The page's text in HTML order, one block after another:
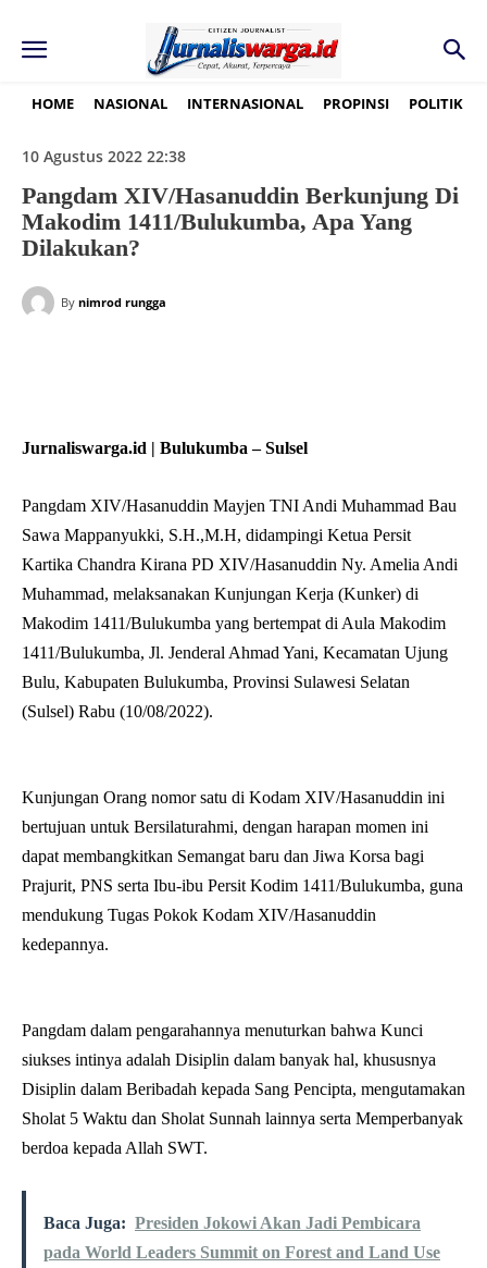
HOME NASIONAL INTERNASIONAL PROPINSI POLITIK
10 Agustus 2022 22:38
Pangdam XIV/Hasanuddin Berkunjung Di
Makodim 1411/Bulukumba, Apa Yang
Dilakukan?
By nimrod rungga
Jurnaliswarga.id | Bulukumba – Sulsel
Pangdam XIV/Hasanuddin Mayjen TNI Andi Muhammad Bau
Sawa Mappanyukki, S.H.,M.H, didampingi Ketua Persit
Kartika Chandra Kirana PD XIV/Hasanuddin Ny. Amelia Andi
Muhammad, melaksanakan Kunjungan Kerja (Kunker) di
Makodim 1411/Bulukumba yang bertempat di Aula Makodim
1411/Bulukumba, Jl. Jenderal Ahmad Yani, Kecamatan Ujung
Bulu, Kabupaten Bulukumba, Provinsi Sulawesi Selatan
(Sulsel) Rabu (10/08/2022).
Kunjungan Orang nomor satu di Kodam XIV/Hasanuddin ini
bertujuan untuk Bersilaturahmi, dengan harapan momen ini
dapat membangkitkan Semangat baru dan Jiwa Korsa bagi
Prajurit, PNS serta Ibu-ibu Persit Kodim 1411/Bulukumba, guna
mendukung Tugas Pokok Kodam XIV/Hasanuddin
kedepannya.
Pangdam dalam pengarahannya menuturkan bahwa Kunci
siukses intinya adalah Disiplin dalam banyak hal, khususnya
Disiplin dalam Beribadah kepada Sang Pencipta, mengutamakan
Sholat 5 Waktu dan Sholat Sunnah lainnya serta Memperbanyak
berdoa kepada Allah SWT.
Baca Juga: Presiden Jokowi Akan Jadi Pembicara
pada World Leaders Summit on Forest and Land Use